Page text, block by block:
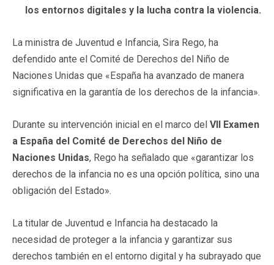
los entornos digitales y la lucha contra la violencia.
La ministra de Juventud e Infancia, Sira Rego, ha
defendido ante el Comité de Derechos del Niño de
Naciones Unidas que «España ha avanzado de manera
significativa en la garantía de los derechos de la infancia».
Durante su intervención inicial en el marco del VII Examen
a España del Comité de Derechos del Niño de
Naciones Unidas, Rego ha señalado que «garantizar los
derechos de la infancia no es una opción política, sino una
obligación del Estado».
La titular de Juventud e Infancia ha destacado la
necesidad de proteger a la infancia y garantizar sus
derechos también en el entorno digital y ha subrayado que